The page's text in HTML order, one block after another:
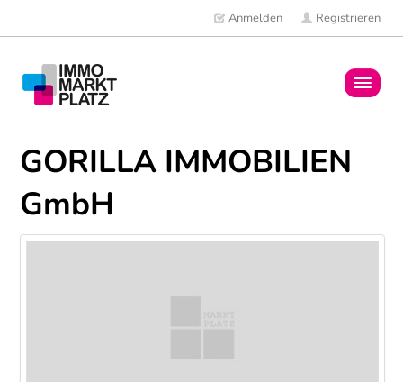
Anmelden Registrieren
Mitglieder
GORILLA IMMOBILIEN
GmbH